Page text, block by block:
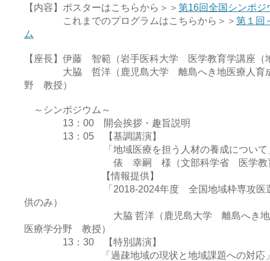
【内容】ポスターはこちらから＞＞ 第16回全国シンポジ
これまでのプログラムはこちらから＞＞ 第１回
ム
【座長】伊藤 智範（岩手医科大学 医学教育学講座（
大脇 哲洋（鹿児島大学 離島へき地医療人育成
野 教授）
～シンポジウム～
13：00 開会挨拶・趣旨説明
13：05 【基調講演】
「地域医療を担う人材の養成について
俵 幸嗣 様（文部科学省 医学教育
【情報提供】
「2018-2024年度 全国地域枠専攻医選択
供のみ）
大脇 哲洋（鹿児島大学 離島へき地医療
医療学分野 教授）
13：30 【特別講演】
「過疎地域の現状と地域課題への対応